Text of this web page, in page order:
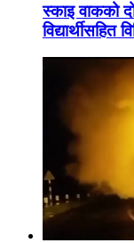
स्काइ वाकको
विद्यार्थीसहित